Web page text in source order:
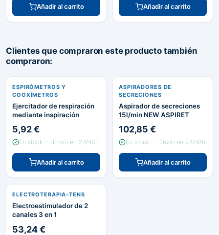
Añadir al carrito Añadir al carrito
Clientes que compraron este producto también
compraron:
ESPIRÓMETROS Y
COOXÍMETROS
Ejercitador de respiración
mediante inspiración
5,92 €
En stock — Envío en 24/48h
Añadir al carrito
ASPIRADORES DE
SECRECIONES
Aspirador de secreciones
15l/min NEW ASPIRET
102,85 €
En stock — Envío en 24/48h
Añadir al carrito
ELECTROTERAPIA-TENS
Electroestimulador de 2
canales 3 en 1
53,24 €